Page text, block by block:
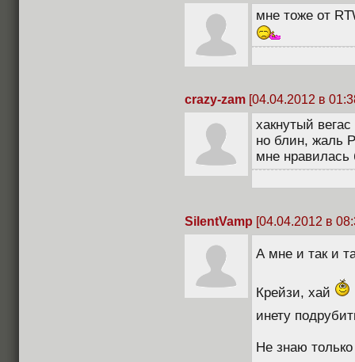
мне тоже от
crazy-zam [04.04.2012 в
хакнутый
но блин, жаль
мне
SilentVamp [04.04.2012 в
А мне и так и
Крейзи, хай
инету
Не знаю